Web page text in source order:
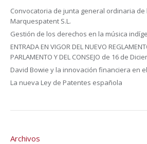
Convocatoria de junta general ordinaria de
Marquespatent S.L.
Gestión de los derechos en la música
ENTRADA EN VIGOR DEL NUEVO
PARLAMENTO Y DEL CONSEJO de 16 de
David Bowie y la innovación financiera en
La nueva Ley de Patentes española
Archivos